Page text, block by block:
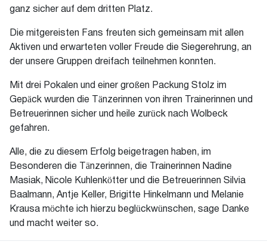
ganz sicher auf dem dritten Platz.
Die mitgereisten Fans freuten sich gemeinsam mit allen
Aktiven und erwarteten voller Freude die Siegerehrung, an
der unsere Gruppen dreifach teilnehmen konnten.
Mit drei Pokalen und einer großen Packung Stolz im
Gepäck wurden die Tänzerinnen von ihren Trainerinnen und
Betreuerinnen sicher und heile zurück nach Wolbeck
gefahren.
Alle, die zu diesem Erfolg beigetragen haben, im
Besonderen die Tänzerinnen, die Trainerinnen Nadine
Masiak, Nicole Kuhlenkötter und die Betreuerinnen Silvia
Baalmann, Antje Keller, Brigitte Hinkelmann und Melanie
Krausa möchte ich hierzu beglückwünschen, sage Danke
und macht weiter so.